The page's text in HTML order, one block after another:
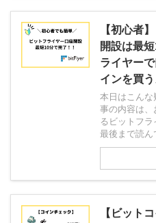
【初心者
開設は最
ライヤー
インを買
本日はこん
事の内容は、
るビットフ
最後まで読
【ビット